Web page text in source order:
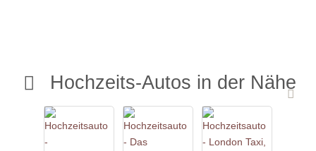
Hochzeits-Autos in der Nähe